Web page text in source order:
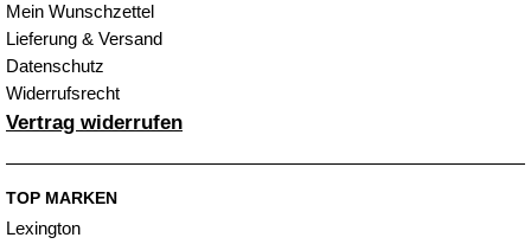
Mein Wunschzettel
Lieferung & Versand
Datenschutz
Widerrufsrecht
Vertrag widerrufen
TOP MARKEN
Lexington